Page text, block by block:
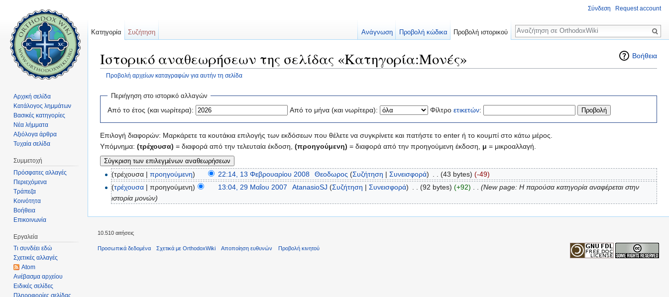
Βοήθεια
Ιστορικό αναθεωρήσεων της σελίδας «Κατηγορία:Μονές»
Προβολή αρχείων καταγραφών για αυτήν τη σελίδα
Περιήγηση στο ιστορικό αλλαγών
Από το έτος (και νωρίτερα): Από το μήνα (και νωρίτερα): Φίλτρο ετικετών:
Επιλογή διαφορών: Μαρκάρετε τα κουτάκια επιλογής των εκδόσεων που θέλετε να συγκρίνετε και πατήστε το enter ή το κουμπί στο κάτω μέρος.
Υπόμνημα: (τρέχουσα) = διαφορά από την τελευταία έκδοση, (προηγούμενη) = διαφορά από την προηγούμενη έκδοση, μ = μικροαλλαγή.
(τρέχουσα |προηγούμενη) 22:14, 13 Φεβρουαρίου 2008 Θεοδωρος (Συζήτηση | Συνεισφορά) (43 bytes) (-49)
(τρέχουσα | προηγούμενη) 13:04, 29 Μαΐου 2007 AtanasioSJ (Συζήτηση | Συνεισφορά) (92 bytes) (+92)
(New page: Η παρούσα κατηγορία αναφέρεται στην
ιστορία μονών)
Σύνδεση Request account
Κατηγορία Συζήτηση Ανάγνωση Προβολή κώδικα Προβολή ιστορικού
Αναζήτηση
Αρχική σελίδα
Κατάλογος λημμάτων
Βασικές κατηγορίες
Νέα λήμματα
Αξιόλογα άρθρα
Τυχαία σελίδα
Συμμετοχή
Πρόσφατες αλλαγές
Περιεχόμενα
Τράπεζα
Κοινότητα
Βοήθεια
Επικοινωνία
Εργαλεία
Τι συνδέει εδώ
Σχετικές αλλαγές
Atom
Ανέβασμα αρχείου
Ειδικές σελίδες
10.510 αιτήσεις
Προσωπικά δεδομένα Σχετικά με OrthodoxWiki Αποποίηση ευθυνών Προβολή κινητού